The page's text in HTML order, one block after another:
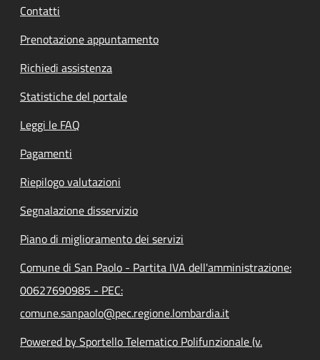
Contatti
Prenotazione appuntamento
Richiedi assistenza
Statistiche del portale
Leggi le FAQ
Pagamenti
Riepilogo valutazioni
Segnalazione disservizio
Piano di miglioramento dei servizi
Comune di San Paolo - Partita IVA dell'amministrazione:
00627690985 - PEC:
comune.sanpaolo@pec.regione.lombardia.it
Powered by Sportello Telematico Polifunzionale (v.